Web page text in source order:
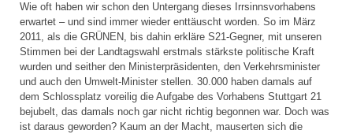
Wie oft haben wir schon den Untergang dieses Irrsinnsvorhabens
erwartet – und sind immer wieder enttäuscht worden. So im März
2011, als die GRÜNEN, bis dahin erkläre S21-Gegner, mit unseren
Stimmen bei der Landtagswahl erstmals stärkste politische Kraft
wurden und seither den Ministerpräsidenten, den Verkehrsminister
und auch den Umwelt-Minister stellen. 30.000 haben damals auf
dem Schlossplatz voreilig die Aufgabe des Vorhabens Stuttgart 21
bejubelt, das damals noch gar nicht richtig begonnen war. Doch was
ist daraus geworden? Kaum an der Macht, mauserten sich die